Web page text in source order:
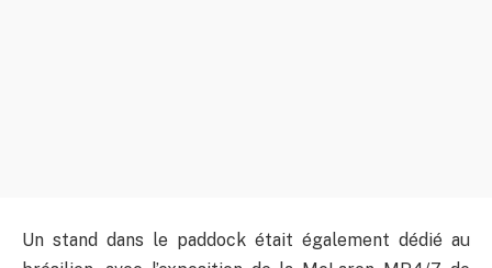
Un stand dans le paddock était également dédié au